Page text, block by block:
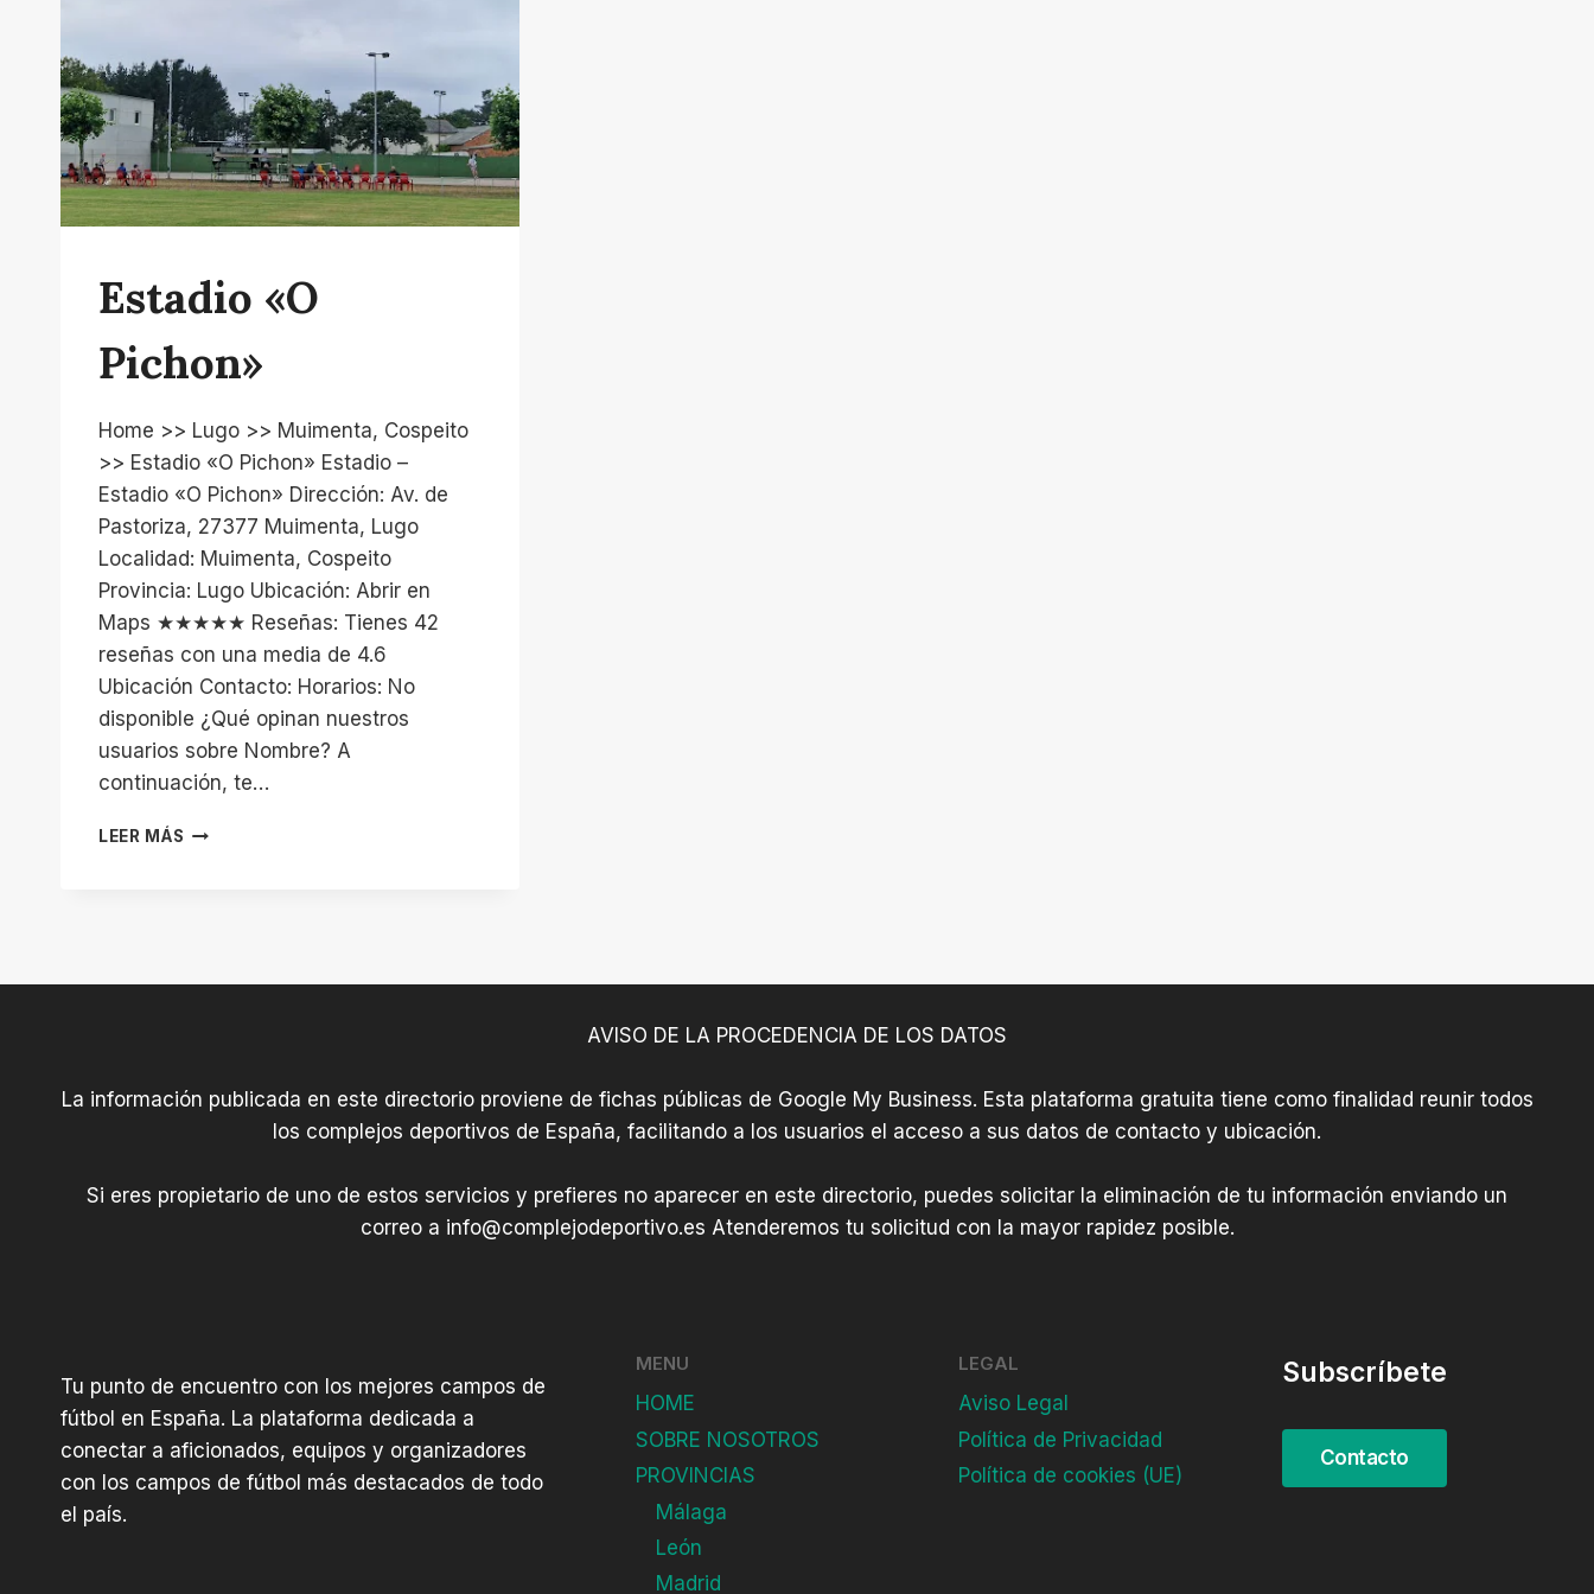
Estadio «O
Pichon»
Home >> Lugo >> Muimenta, Cospeito
>> Estadio «O Pichon» Estadio –
Estadio «O Pichon» Dirección: Av. de
Pastoriza, 27377 Muimenta, Lugo
Localidad: Muimenta, Cospeito
Provincia: Lugo Ubicación: Abrir en
Maps ★★★★★ Reseñas: Tienes 42
reseñas con una media de 4.6
Ubicación Contacto: Horarios: No
disponible ¿Qué opinan nuestros
usuarios sobre Nombre? A
continuación, te…
LEER MÁS ESTADIO
AVISO DE LA PROCEDENCIA DE LOS DATOS
La información publicada en este directorio proviene de fichas públicas de Google My Business. Esta plataforma gratuita tiene como finalidad reunir todos
los complejos deportivos de España, facilitando a los usuarios el acceso a sus datos de contacto y ubicación.
Si eres propietario de uno de estos servicios y prefieres no aparecer en este directorio, puedes solicitar la eliminación de tu información enviando un
correo a info@complejodeportivo.es Atenderemos tu solicitud con la mayor rapidez posible.
Tu punto de encuentro con los mejores campos de
fútbol en España. La plataforma dedicada a
conectar a aficionados, equipos y organizadores
con los campos de fútbol más destacados de todo
el país.
MENU
HOME
SOBRE NOSOTROS
PROVINCIAS
Málaga
León
Madrid
LEGAL
Aviso Legal
Política de Privacidad
Política de cookies (UE)
Subscríbete